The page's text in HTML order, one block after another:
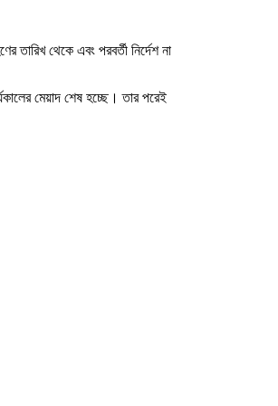
থেকে এবং পরবর্তী নির্দেশ না
মেয়াদ শেষ হচ্ছে। তার পরেই